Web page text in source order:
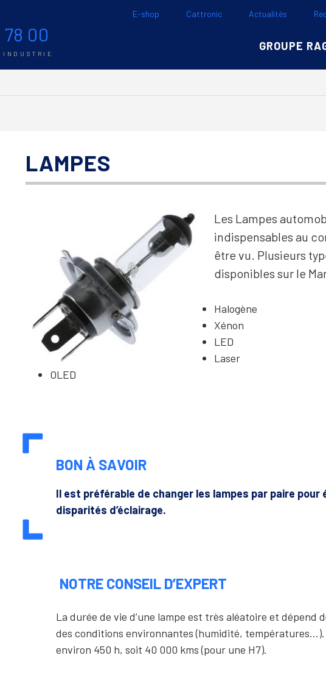
78 00
E-shop Cattronic Actualités
GROUPE
LAMPES
Les Lampes
indispensables au
être vu. Plusieurs
disponibles sur le
Halogène
Xénon
LED
Laser
OLED
BON À SAVOIR
Il est préférable de changer les lampes par paire pour
disparités d’éclairage.
NOTRE CONSEIL D’EXPERT
La durée de vie d’une lampe est très aléatoire et dépend
des conditions environnantes (humidité, températures…).
environ 450 h, soit 40 000 kms (pour une H7).